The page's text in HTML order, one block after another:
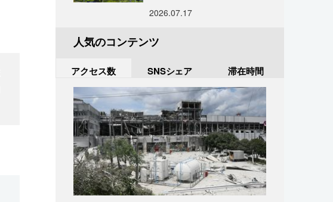
2026.07.17
人気のコンテンツ
アクセス数 SNSシェア 滞在時間